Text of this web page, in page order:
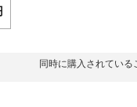
同時に購入されてい